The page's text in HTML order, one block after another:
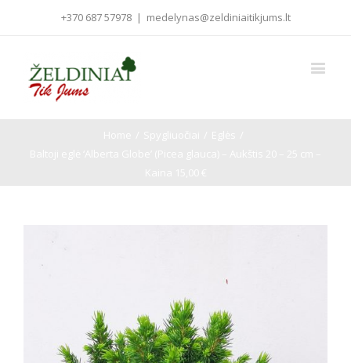
+370 687 57978 | medelynas@zeldiniaitikjums.lt